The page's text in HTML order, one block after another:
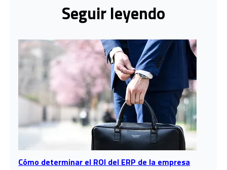
Seguir leyendo
Cómo determinar el ROI del ERP de la empresa